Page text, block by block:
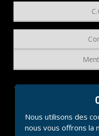
Nous utilisons des
nous vous offrons la